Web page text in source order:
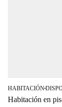
HABITACIÓN■
Habitación en